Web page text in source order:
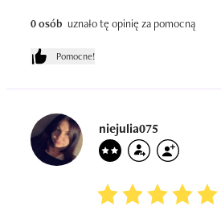
0 osób uznało tę opinię za pomocną
Pomocne!
niejulia075